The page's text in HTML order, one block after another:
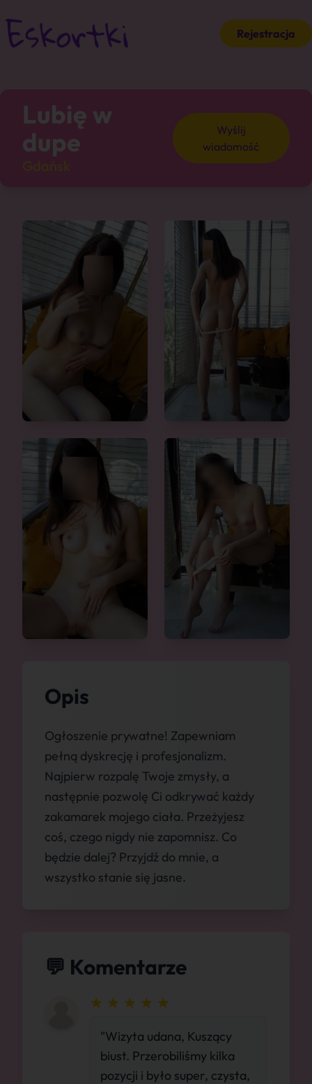
Rejestracja
Lubię w
dupe
Wyślij
wiadomość
Opis
Ogłoszenie prywatne! Zapewniam
pełną dyskrecję i profesjonalizm.
Najpierw rozpalę Twoje zmysły, a
następnie pozwolę Ci odkrywać każdy
zakamarek mojego ciała. Przeżyjesz
coś, czego nigdy nie zapomnisz. Co
będzie dalej? Przyjdź do mnie, a
wszystko stanie się jasne.
💬 Komentarze
"Wizyta udana, Kuszący
biust. Przerobiliśmy kilka
pozycji i było super, czysta,